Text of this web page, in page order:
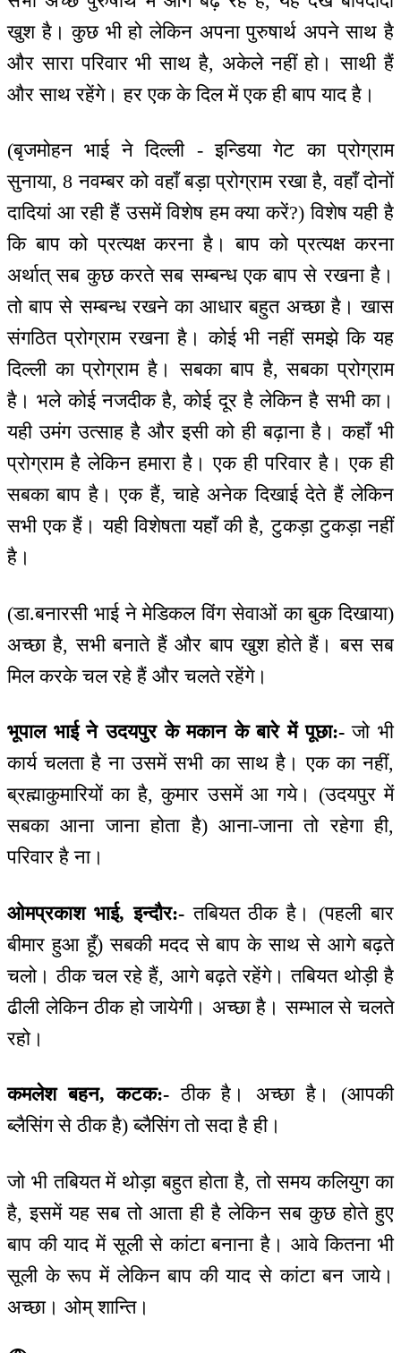
खुश है। कुछ भी हो लेकिन अपना पुरुषार्थ अपने साथ है
और सारा परिवार भी साथ है, अकेले नहीं हो। साथी हैं
और साथ रहेंगे। हर एक के दिल में एक ही बाप याद है।
(बृजमोहन भाई ने दिल्ली - इन्डिया गेट का प्रोग्राम
सुनाया, 8 नवम्बर को वहाँ बड़ा प्रोग्राम रखा है, वहाँ दोनों
दादियां आ रही हैं उसमें विशेष हम क्या करें?) विशेष यही है
कि बाप को प्रत्यक्ष करना है। बाप को प्रत्यक्ष करना
अर्थात् सब कुछ करते सब सम्बन्ध एक बाप से रखना है।
तो बाप से सम्बन्ध रखने का आधार बहुत अच्छा है। खास
संगठित प्रोग्राम रखना है। कोई भी नहीं समझे कि यह
दिल्ली का प्रोग्राम है। सबका बाप है, सबका प्रोग्राम
है। भले कोई नजदीक है, कोई दूर है लेकिन है सभी का।
यही उमंग उत्साह है और इसी को ही बढ़ाना है। कहाँ भी
प्रोग्राम है लेकिन हमारा है। एक ही परिवार है। एक ही
सबका बाप है। एक हैं, चाहे अनेक दिखाई देते हैं लेकिन
सभी एक हैं। यही विशेषता यहाँ की है, टुकड़ा टुकड़ा नहीं
है।
(डा.बनारसी भाई ने मेडिकल विंग सेवाओं का बुक दिखाया)
अच्छा है, सभी बनाते हैं और बाप खुश होते हैं। बस सब
मिल करके चल रहे हैं और चलते रहेंगे।
भूपाल भाई ने उदयपुर के मकान के बारे में पूछा:-जो भी
कार्य चलता है ना उसमें सभी का साथ है। एक का नहीं,
ब्रह्माकुमारियों का है, कुमार उसमें आ गये। (उदयपुर में
सबका आना जाना होता है) आना-जाना तो रहेगा ही,
परिवार है ना।
ओमप्रकाश भाई, इन्दौर:-तबियत ठीक है। (पहली बार
बीमार हुआ हूँ) सबकी मदद से बाप के साथ से आगे बढ़ते
चलो। ठीक चल रहे हैं, आगे बढ़ते रहेंगे। तबियत थोड़ी है
ढीली लेकिन ठीक हो जायेगी। अच्छा है। सम्भाल से चलते
रहो।
कमलेश बहन, कटक:-ठीक है। अच्छा है। (आपकी
ब्लैसिंग से ठीक है) ब्लैसिंग तो सदा है ही।
जो भी तबियत में थोड़ा बहुत होता है, तो समय कलियुग का
है, इसमें यह सब तो आता ही है लेकिन सब कुछ होते हुए
बाप की याद में सूली से कांटा बनाना है। आवे कितना भी
सूली के रूप में लेकिन बाप की याद से कांटा बन जाये।
अच्छा। ओम् शान्ति।